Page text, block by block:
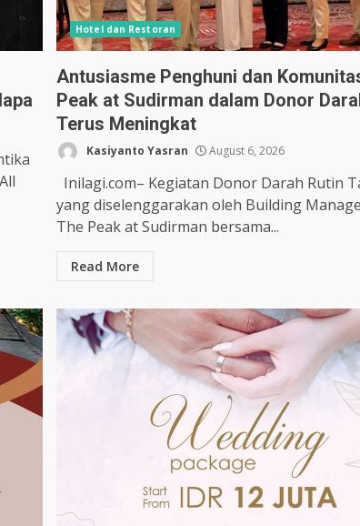
Hotel dan Restoran
Antusiasme Penghuni dan
Peak at Sudirman dalam Donor
Terus Meningkat
Kasiyanto Yasran August 6, 2026
Inilagi.com– Kegiatan Donor Darah Rutin
yang diselenggarakan oleh Building
The Peak at Sudirman bersama...
Read More